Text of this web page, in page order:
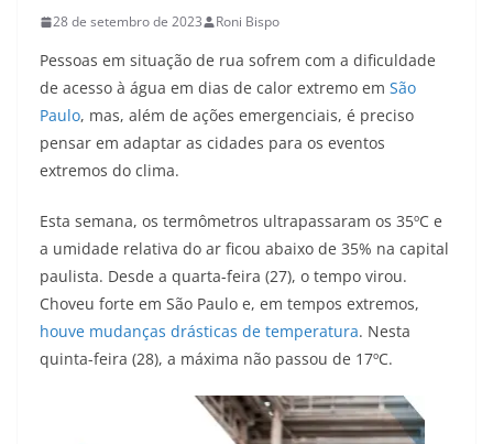
28 de setembro de 2023 Roni Bispo
Pessoas em situação de rua sofrem com a dificuldade
de acesso à água em dias de calor extremo em São
Paulo, mas, além de ações emergenciais, é preciso
pensar em adaptar as cidades para os eventos
extremos do clima.
Esta semana, os termômetros ultrapassaram os 35ºC e
a umidade relativa do ar ficou abaixo de 35% na capital
paulista. Desde a quarta-feira (27), o tempo virou.
Choveu forte em São Paulo e, em tempos extremos,
houve mudanças drásticas de temperatura. Nesta
quinta-feira (28), a máxima não passou de 17ºC.